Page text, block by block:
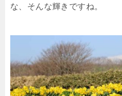
な、そんな輝きですね。